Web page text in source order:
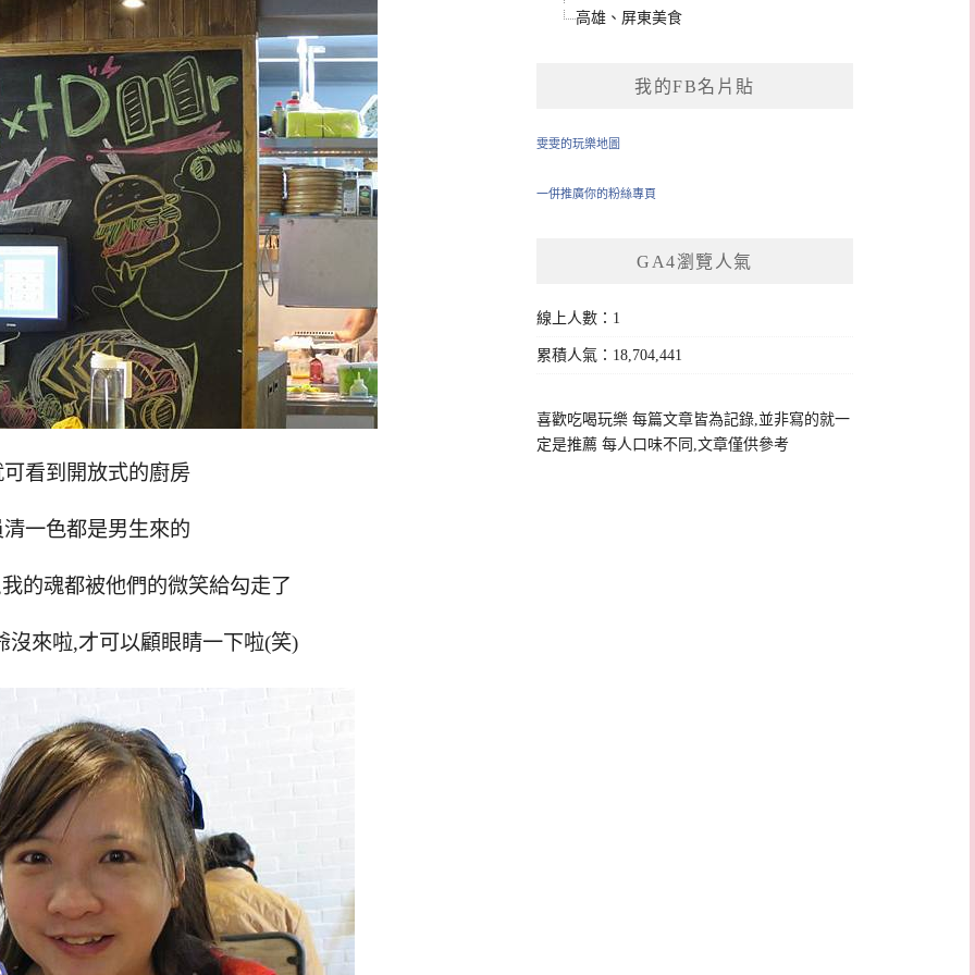
看到開放式的廚房
一色都是男生來的
的魂都被他們的微笑給勾走了
沒來啦,才可以顧眼睛一下啦(笑)
高雄、屏東美食
我的FB名片貼
雯雯的玩樂地圖
一併推廣你的粉絲專頁
GA4瀏覽人氣
線上人數：1
累積人氣：18,704,441
喜歡吃喝玩樂 每篇文章皆為記錄,並非寫的就一
定是推薦 每人口味不同,文章僅供參考